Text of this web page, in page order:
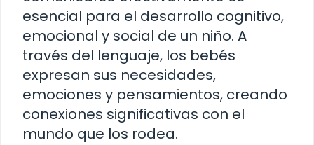
esencial para el desarrollo cognitivo,
emocional y social de un niño. A
través del lenguaje, los bebés
expresan sus necesidades,
emociones y pensamientos, creando
conexiones significativas con el
mundo que los rodea.